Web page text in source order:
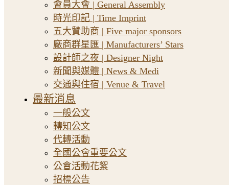
會員大會 | General Assembly
時光印記 | Time Imprint
五大贊助商 | Five major sponsors
廠商群星匯 | Manufacturers’ Stars
設計師之夜 | Designer Night
新聞與媒體 | News & Medi
交通與住宿 | Venue & Travel
最新消息
一般公文
轉知公文
代轉活動
全國公會重要公文
公會活動花絮
招標公告